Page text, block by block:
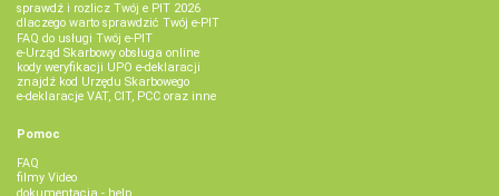
sprawdź i rozlicz Twój e PIT 2026
dlaczego warto sprawdzić Twój e-PIT
FAQ do usługi Twój e-PIT
e-Urząd Skarbowy obsługa online
kody weryfikacji UPO e-deklaracji
znajdź kod Urzędu Skarbowego
e-deklaracje VAT, CIT, PCC oraz inne
Pomoc
FAQ
filmy Video
dokumentacja - help